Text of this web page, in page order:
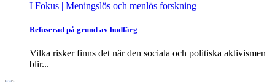
I Fokus | Meningslös och menlös forskning
Refuserad på grund av hudfärg
Vilka risker finns det när den sociala och politiska aktivismen
blir...